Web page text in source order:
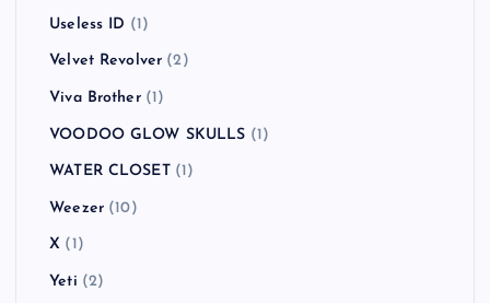
Useless ID (1)
Velvet Revolver (2)
Viva Brother(1)
VOODOO GLOW SKULLS (1)
WATER CLOSET(1)
Weezer(10)
X (1)
Yeti (2)